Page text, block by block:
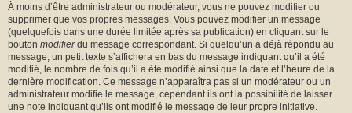
À moins d’être administrateur ou modérateur, vous ne pouvez modifier ou
supprimer que vos propres messages. Vous pouvez modifier un message
(quelquefois dans une durée limitée après sa publication) en cliquant sur le
bouton modifierdu message correspondant. Si quelqu’un a déjà répondu au
message, un petit texte s’affichera en bas du message indiquant qu’il a été
modifié, le nombre de fois qu’il a été modifié ainsi que la date et l’heure de la
dernière modification. Ce message n’apparaîtra pas si un modérateur ou un
administrateur modifie le message, cependant ils ont la possibilité de laisser
une note indiquant qu’ils ont modifié le message de leur propre initiative.